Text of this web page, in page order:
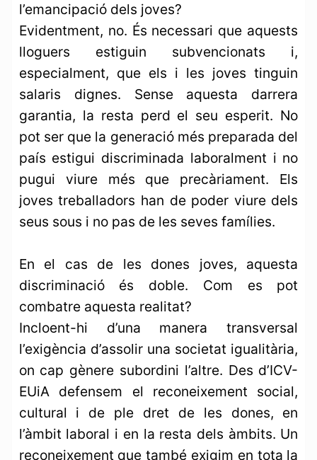
l’emancipació dels joves?
Evidentment, no. És necessari que aquests
lloguers estiguin subvencionats i,
especialment, que els i les joves tinguin
salaris dignes. Sense aquesta darrera
garantia, la resta perd el seu esperit. No
pot ser que la generació més preparada del
país estigui discriminada laboralment i no
pugui viure més que precàriament. Els
joves treballadors han de poder viure dels
seus sous i no pas de les seves famílies.
En el cas de les dones joves, aquesta
discriminació és doble. Com es pot
combatre aquesta realitat?
Incloent-hi d’una manera transversal
l’exigència d’assolir una societat igualitària,
on cap gènere subordini l’altre. Des d’ICV-
EUiA defensem el reconeixement social,
cultural i de ple dret de les dones, en
l’àmbit laboral i en la resta dels àmbits. Un
reconeixement que també exigim en tota la